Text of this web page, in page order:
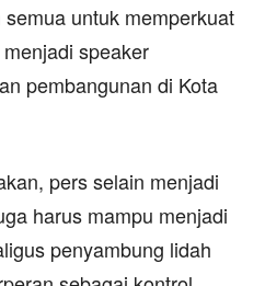
untuk memperkuat
speaker
pembangunan di Kota
pers selain menjadi
harus mampu menjadi
penyambung lidah